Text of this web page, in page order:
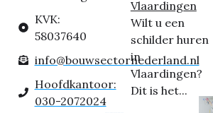
KVK:
58037640
info@bouwsectornederland.nl
Hoofdkantoor:
030-2072024
Vlaardingen
Wilt u een
schilder huren
in
Vlaardingen?
Dit is het...